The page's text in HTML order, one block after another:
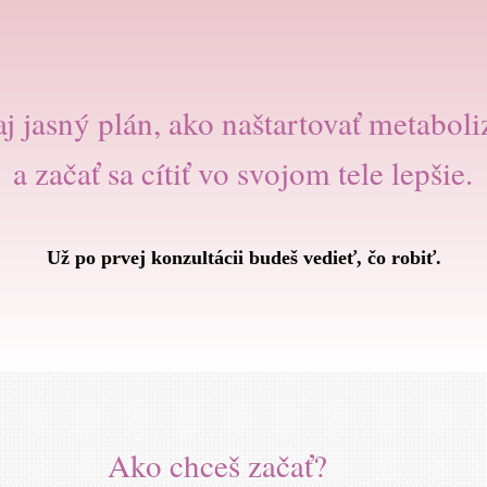
jasný plán, ako naštartovať
a začať sa cítiť vo svojom tele lepšie.
Už po prvej konzultácii budeš vedieť, čo robiť.
Ako chceš začať?